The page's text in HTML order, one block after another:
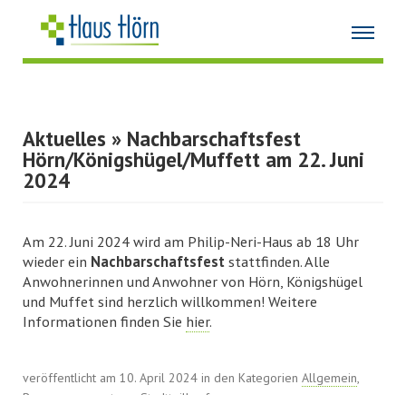
Aktuelles » Nachbarschaftsfest
Hörn/Königshügel/Muffett am 22. Juni
2024
Am 22. Juni 2024 wird am Philip-Neri-Haus ab 18 Uhr
wieder ein Nachbarschaftsfeststattfinden. Alle
Anwohnerinnen und Anwohner von Hörn, Königshügel
und Muffet sind herzlich willkommen! Weitere
Informationen finden Sie hier.
veröffentlicht am 10. April 2024 in den Kategorien Allgemein,